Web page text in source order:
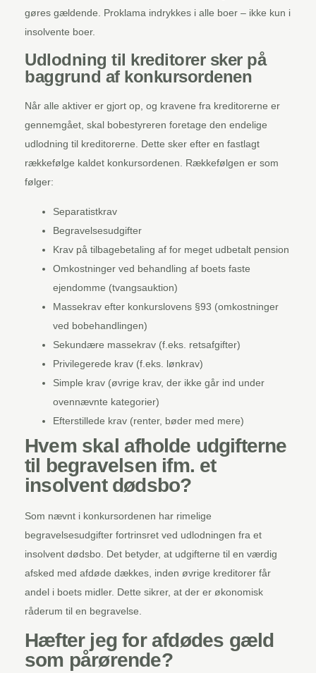
gøres gældende. Proklama indrykkes i alle boer – ikke kun i
insolvente boer.
Udlodning til kreditorer sker på
baggrund af konkursordenen
Når alle aktiver er gjort op, og kravene fra kreditorerne er
gennemgået, skal bobestyreren foretage den endelige
udlodning til kreditorerne. Dette sker efter en fastlagt
rækkefølge kaldet konkursordenen. Rækkefølgen er som
følger:
Separatistkrav
Begravelsesudgifter
Krav på tilbagebetaling af for meget udbetalt pension
Omkostninger ved behandling af boets faste
ejendomme (tvangsauktion)
Massekrav efter konkurslovens §93 (omkostninger
ved bobehandlingen)
Sekundære massekrav (f.eks. retsafgifter)
Privilegerede krav (f.eks. lønkrav)
Simple krav (øvrige krav, der ikke går ind under
ovennævnte kategorier)
Efterstillede krav (renter, bøder med mere)
Hvem skal afholde udgifterne
til begravelsen ifm. et
insolvent dødsbo?
Som nævnt i konkursordenen har rimelige
begravelsesudgifter fortrinsret ved udlodningen fra et
insolvent dødsbo. Det betyder, at udgifterne til en værdig
afsked med afdøde dækkes, inden øvrige kreditorer får
andel i boets midler. Dette sikrer, at der er økonomisk
råderum til en begravelse.
Hæfter jeg for afdødes gæld
som pårørende?